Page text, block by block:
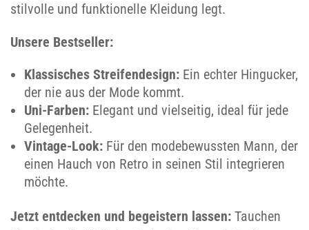
stilvolle und funktionelle Kleidung legt.
Unsere Bestseller:
Klassisches Streifendesign: Ein echter Hingucker,
der nie aus der Mode kommt.
Uni-Farben: Elegant und vielseitig, ideal für jede
Gelegenheit.
Vintage-Look: Für den modebewussten Mann, der
einen Hauch von Retro in seinen Stil integrieren
möchte.
Jetzt entdecken und begeistern lassen: Tauchen